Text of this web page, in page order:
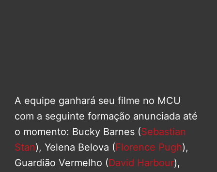
A equipe ganhará seu filme no MCU
com a seguinte formação anunciada até
o momento: Bucky Barnes (Sebastian
Stan), Yelena Belova (Florence Pugh),
Guardião Vermelho (David Harbour),